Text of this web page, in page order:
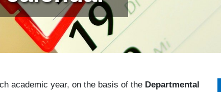
academic year, on the basis of the Departmental